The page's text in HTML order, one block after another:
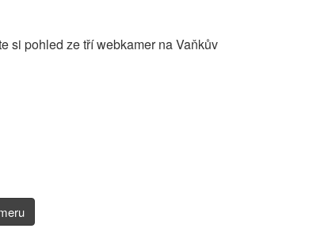
si pohled ze tří webkamer na Vaňkův